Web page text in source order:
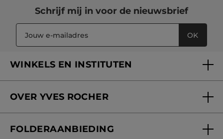
Schrijf mij in voor de nieuwsbrief
OK
WINKELS EN INSTITUTEN
Verzorging in onze Schoonheidsinstituten
OVER YVES ROCHER
Onze beloften
FOLDERAANBIEDING